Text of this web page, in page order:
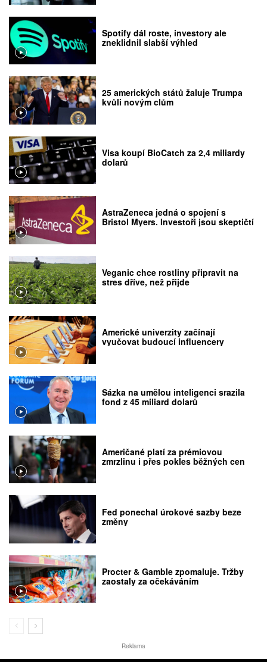
Spotify dál roste, investory ale
zneklidnil slabší výhled
25 amerických států žaluje Trumpa
kvůli novým clům
Visa koupí BioCatch za 2,4 miliardy
dolarů
AstraZeneca jedná o spojení s
Bristol Myers. Investoři jsou skeptičtí
Veganic chce rostliny připravit na
stres dříve, než přijde
Americké univerzity začínají
vyučovat budoucí influencery
Sázka na umělou inteligenci srazila
fond z 45 miliard dolarů
Američané platí za prémiovou
zmrzlinu i přes pokles běžných cen
Fed ponechal úrokové sazby beze
změny
Procter & Gamble zpomaluje. Tržby
zaostaly za očekáváním
Reklama